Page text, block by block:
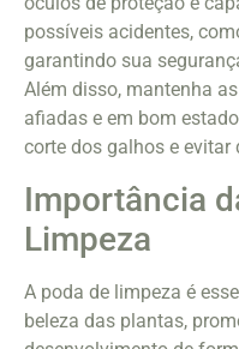
possíveis acidentes,
garantindo sua
Além disso, mantenha
afiadas e em bom
corte dos galhos e evitar
Importância
Limpeza
A poda de limpeza é
beleza das plantas,